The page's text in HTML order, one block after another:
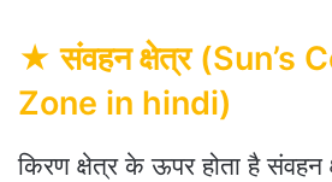
★ संवहन क्षेत्र(Sun’s
Zone in hindi)
किरण क्षेत्र के ऊपर होता है